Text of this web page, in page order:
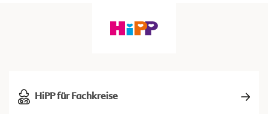
HiPP für Fachkreise